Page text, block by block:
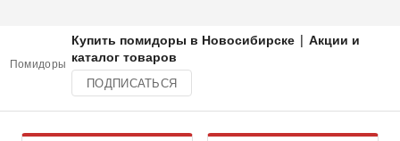
Помидоры
Купить помидоры в Новосибирске | Акции и
каталог товаров
ПОДПИСАТЬСЯ